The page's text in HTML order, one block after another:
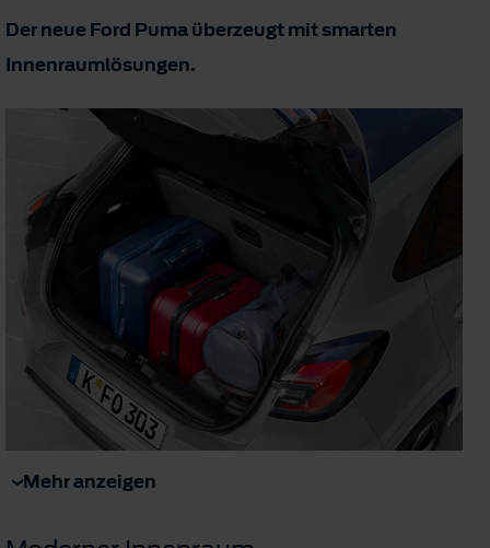
Der neue Ford Puma überzeugt mit smarten
Innenraumlösungen.
Mehr anzeigen